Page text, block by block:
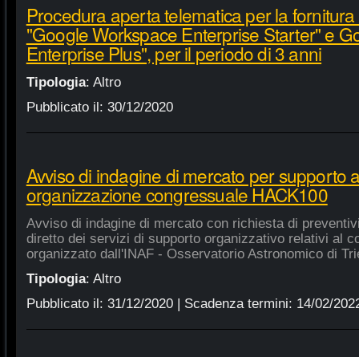
Procedura aperta telematica per la
"Google Workspace Enterprise Starter" e
Enterprise Plus", per il periodo di 3 anni
Tipologia: Altro
Pubblicato il: 30/12/2020
Avviso di indagine di mercato per supporto
organizzazione congressuale HACK100
Avviso di indagine di mercato con richiesta di
diretto dei servizi di supporto organizzativo relativi al
organizzato dall'INAF - Osservatorio Astronomico di
Tipologia: Altro
Pubblicato il: 31/12/2020| Scadenza termini: 14/02/